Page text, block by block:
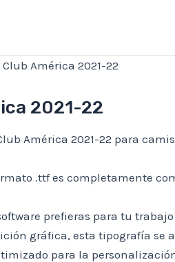
Club América 2021-22
2021-22
América 2021-22 para
.ttf es completamente
prefieras para tu
gráfica, esta tipografía
para la